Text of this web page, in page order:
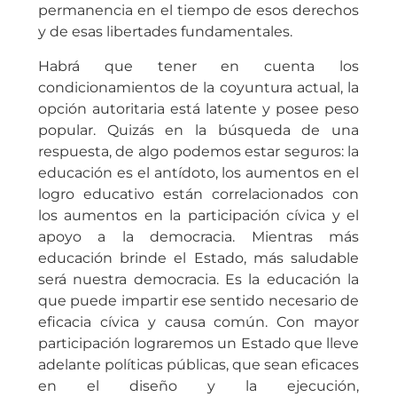
permanencia en el tiempo de esos derechos
y de esas libertades fundamentales.
Habrá que tener en cuenta los
condicionamientos de la coyuntura actual, la
opción autoritaria está latente y posee peso
popular. Quizás en la búsqueda de una
respuesta, de algo podemos estar seguros: la
educación es el antídoto, los aumentos en el
logro educativo están correlacionados con
los aumentos en la participación cívica y el
apoyo a la democracia. Mientras más
educación brinde el Estado, más saludable
será nuestra democracia. Es la educación la
que puede impartir ese sentido necesario de
eficacia cívica y causa común. Con mayor
participación lograremos un Estado que lleve
adelante políticas públicas, que sean eficaces
en el diseño y la ejecución,